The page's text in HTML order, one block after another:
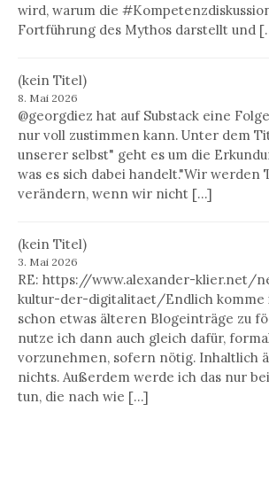
wird, warum die
Fortführung des Mythos darstellt und
(kein Titel)
8. Mai 2026
@georgdiez hat auf Substack eine
nur voll zustimmen kann. Unter dem
unserer selbst" geht es um die
was es sich dabei handelt."Wir werden
verändern, wenn wir nicht […]
(kein Titel)
3. Mai 2026
RE: https://www.alexander-klier.net/
kultur-der-digitalitaet/Endlich komme
schon etwas älteren Blogeinträge zu
nutze ich dann auch gleich dafür,
vorzunehmen, sofern nötig. Inhaltlich
nichts. Außerdem werde ich das nur
tun, die nach wie […]